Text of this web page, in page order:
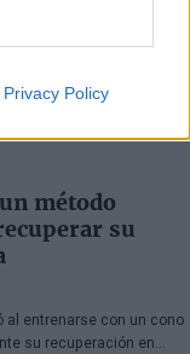
Privacy Policy
método
su
al entrenarse con un cono
su recuperación en